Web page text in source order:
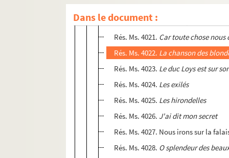
Dans le document :
Rés. Ms. 4019.
Rés. Ms. 4020.
Rés. Ms. 4021. Car toute chose nous
Rés. Ms. 4022. La chanson des
Rés. Ms. 4023. Le duc Loys est sur
Rés. Ms. 4024. Les exilés
Rés. Ms. 4025. Les hirondelles
Rés. Ms. 4026. J'ai dit mon secret
Rés. Ms. 4027. Nous irons sur la
Rés. Ms. 4028. O splendeur des